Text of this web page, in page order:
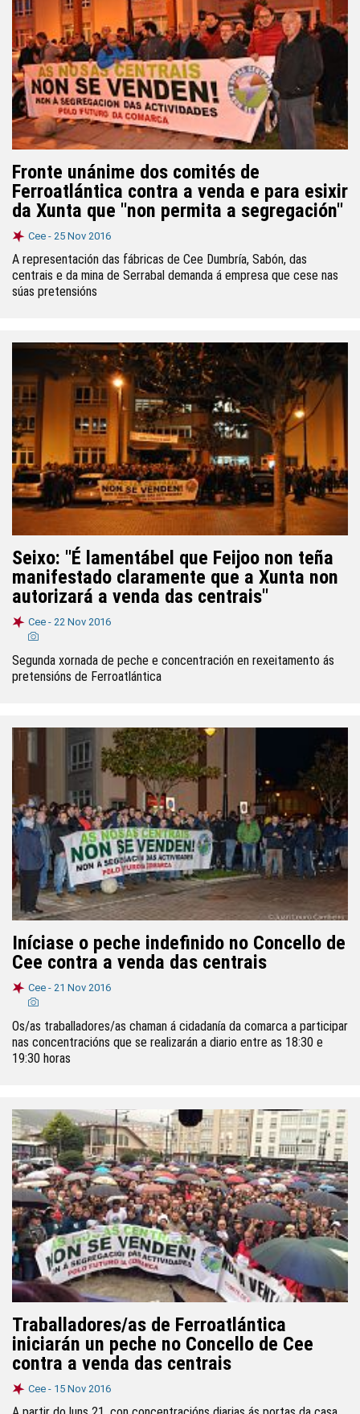
Fronte unánime dos comités de
Ferroatlántica contra a venda e para esixir
da Xunta que "non permita a segregación"
Cee - 25 Nov 2016
A representación das fábricas de Cee Dumbría, Sabón, das
centrais e da mina de Serrabal demanda á empresa que cese nas
súas pretensións
Seixo: "É lamentábel que Feijoo non teña
manifestado claramente que a Xunta non
autorizará a venda das centrais"
Cee - 22 Nov 2016
Segunda xornada de peche e concentración en rexeitamento ás
pretensións de Ferroatlántica
Iníciase o peche indefinido no Concello de
Cee contra a venda das centrais
Cee - 21 Nov 2016
Os/as traballadores/as chaman á cidadanía da comarca a participar
nas concentracións que se realizarán a diario entre as 18:30 e
19:30 horas
Traballadores/as de Ferroatlántica
iniciarán un peche no Concello de Cee
contra a venda das centrais
Cee - 15 Nov 2016